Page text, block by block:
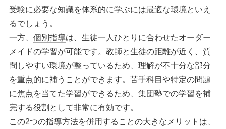
受験に必要な知識を体系的に学ぶには最適な環境といえ
るでしょう。
一方、 個別指導は、生徒一人ひとりに合わせたオーダー
メイドの学習が可能です。教師と生徒の距離が近く、質
問しやすい環境が整っているため、理解が不十分な部分
を重点的に補うことができます。苦手科目や特定の問題
に焦点を当てた学習ができるため、集団塾での学習を補
完する役割として非常に有効です。
この2つの指導方法を併用することの大きなメリットは、